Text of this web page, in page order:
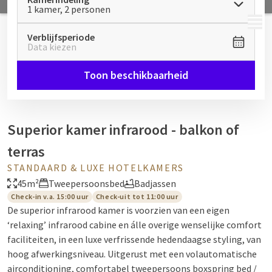
MENU
1 kamer, 2 personen
Verblijfsperiode
Data kiezen
Toon beschikbaarheid
Superior kamer infrarood - balkon of
terras
STANDAARD & LUXE HOTELKAMERS
45m²
Tweepersoonsbed Badjassen
Check-in v.a. 15:00 uur Check-uit tot 11:00 uur
De superior infrarood kamer is voorzien van een eigen
‘relaxing’ infrarood cabine en álle overige wenselijke comfort
faciliteiten, in een luxe verfrissende hedendaagse styling, van
hoog afwerkingsniveau. Uitgerust met een volautomatische
airconditioning, comfortabel tweepersoons boxspring bed /